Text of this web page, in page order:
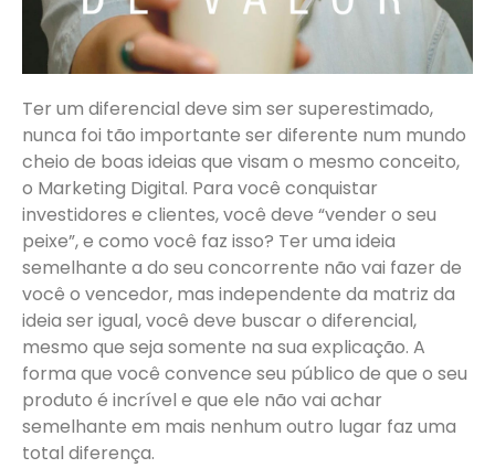
Ter um diferencial deve sim ser superestimado,
nunca foi tão importante ser diferente num mundo
cheio de boas ideias que visam o mesmo conceito,
o Marketing Digital. Para você conquistar
investidores e clientes, você deve “vender o seu
peixe”, e como você faz isso? Ter uma ideia
semelhante a do seu concorrente não vai fazer de
você o vencedor, mas independente da matriz da
ideia ser igual, você deve buscar o diferencial,
mesmo que seja somente na sua explicação. A
forma que você convence seu público de que o seu
produto é incrível e que ele não vai achar
semelhante em mais nenhum outro lugar faz uma
total diferença.